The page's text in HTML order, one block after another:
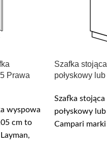
Prawa
wyspowa
cm to
Szafka
połyskowy
Szafka
połyskowy
Campari